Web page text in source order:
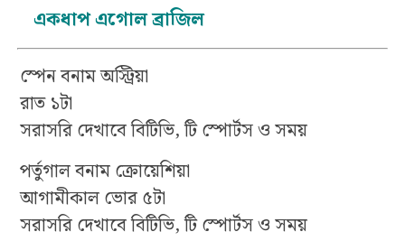
একধাপ এগোল ব্রাজিল
স্পেন বনাম অস্ট্রিয়া
রাত ১টা
সরাসরি দেখাবে বিটিভি, টি স্পোর্টস ও সময়
পর্তুগাল বনাম ক্রোয়েশিয়া
আগামীকাল ভোর ৫টা
সরাসরি দেখাবে বিটিভি, টি স্পোর্টস ও সময়